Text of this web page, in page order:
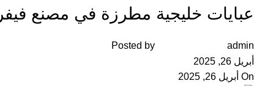
عبايات خليجية مطرزة في مصنع فيفر
Posted by
admin
أبريل 26, 2025
On أبريل 26, 2025